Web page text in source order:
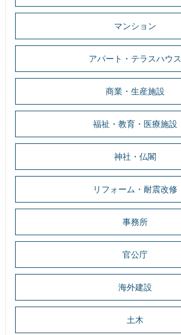
マンション
アパート・テラスハウス
商業・生産施設
福祉・教育・医療施設
神社・仏閣
リフォーム・耐震改修
事務所
官公庁
海外建設
土木